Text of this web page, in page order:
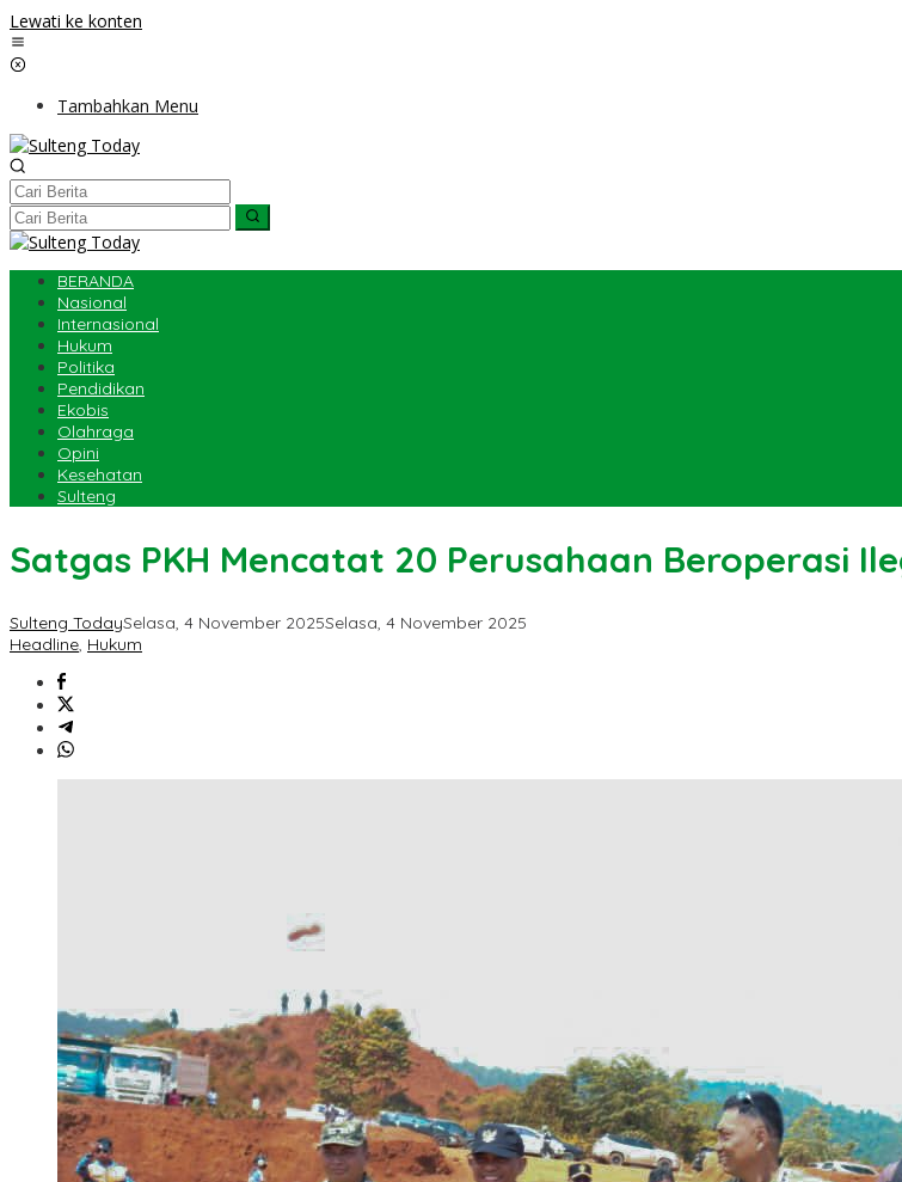
Lewati ke konten
Tambahkan Menu
BERANDA
Nasional
Internasional
Hukum
Politika
Pendidikan
Ekobis
Olahraga
Opini
Kesehatan
Sulteng
Satgas PKH Mencatat 20 Perusahaan Beroperasi
Sulteng TodaySelasa, 4 November 2025Selasa, 4 November 2025
Headline, Hukum